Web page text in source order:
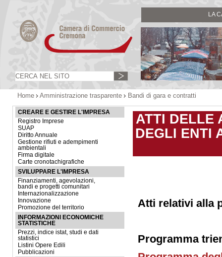
LA
Home Amministrazione trasparente Bandi di gara e contratti
CREARE E GESTIRE L'IMPRESA
Registro Imprese
SUAP
Diritto Annuale
Gestione rifiuti e adempimenti
ambientali
Firma digitale
Carte cronotachigrafiche
SVILUPPARE L'IMPRESA
Finanziamenti, agevolazioni,
bandi e progetti comunitari
Internazionalizzazione
Innovazione
Promozione del territorio
INFORMAZIONI ECONOMICHE
STATISTICHE
Prezzi, indice istat, studi e dati
statistici
Listini Opere Edili
Pubblicazioni
ATTI DELLE
DEGLI ENTI
Atti relativi alla
Programma